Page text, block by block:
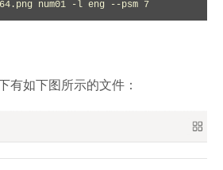
num01 -l eng --psm 7
有如下图所示的文件：